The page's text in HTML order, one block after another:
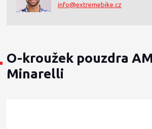
info@extremebike.cz
O-kroužek pouzdra
Minarelli